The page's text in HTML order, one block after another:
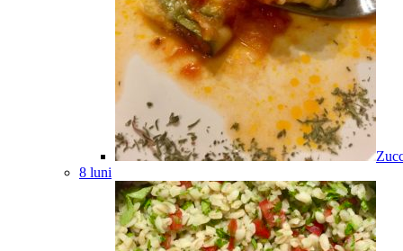
8 luni